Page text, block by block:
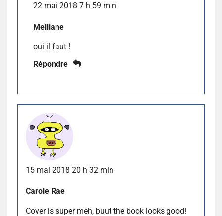
22 mai 2018 7 h 59 min
Melliane
oui il faut !
Répondre
15 mai 2018 20 h 32 min
Carole Rae
Cover is super meh, buut the book looks good!